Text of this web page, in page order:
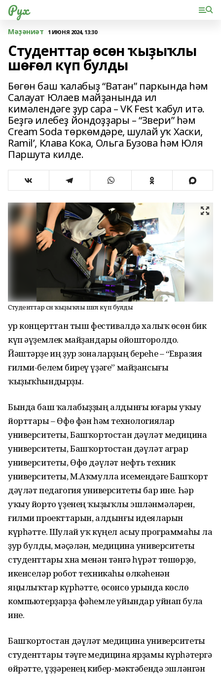
Рух
Мәҙәниәт 1 ИЮНЯ 2024, 13:30
Студенттар өсөн ҡыҙыҡлы
шөғөл күп булды
Бөгөн баш ҡалабыҙ “Ватан” паркында һәм
Салауат Юлаев майҙанында ил
кимәлендәге ҙур сара – VK Fest ҡабул итә.
Беҙгә илебеҙ йондоҙҙары – “Звери” һәм
Cream Soda төркөмдәре, шулай уҡ Хаски,
Ramil’, Клава Кока, Ольга Бузова һәм Юля
Паршута килде.
Студенттар өсөн ҡыҙыҡлы шөғөл күп булды
Ҙур концерттан тыш фестивалдә халыҡ өсөн бик
күп әүҙемлек майҙандары ойошторолдо.
Йәштәрҙе иң ҙур зоналарҙың береһе – “Евразия
ғилми-белем биреү үҙәге” майҙансығы
ҡыҙыҡһындырҙы.
Бында баш ҡалабыҙҙың алдынғы юғары уҡыу
йорттары – Өфө фән һәм технологиялар
университеты, Башҡортостан дәүләт медицина
университеты, Башҡортостан дәүләт аграр
университеты, Өфө дәүләт нефть техник
университеты, М.Аҡмулла исемендәге Башҡорт
дәүләт педагогия университеты бар ине. Һәр
уҡыу йорто үҙенең ҡыҙыҡлы эшләнмәләрен,
ғилми проекттарын, алдынғы идеяларын
күрһәтте. Шулай уҡ күңел асыу программаһы ла
ҙур булды, мәҫәлән, медицина университеты
студенттары хна менән тәнгә һүрәт төшөрҙө,
икенселәр робот техникаһы өлкәһенән
яңылыҡтар күрһәтте, өсөнсө урында көслө
компьютерҙарҙа фәһемле уйындар уйнап була
ине.
Башҡортостан дәүләт медицина университеты
студенттары тәүге медицина ярҙамы күрһәтергә
өйрәтте, үҙҙәренең кибер-мәктәбендә эшләнгән